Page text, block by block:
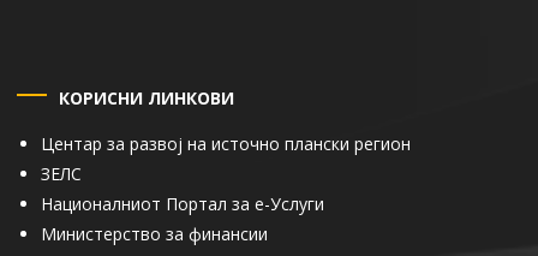
КОРИСНИ ЛИНКОВИ
Центар за развој на источно плански регион
ЗЕЛС
Националниот Портал за е-Услуги
Министерство за финансии